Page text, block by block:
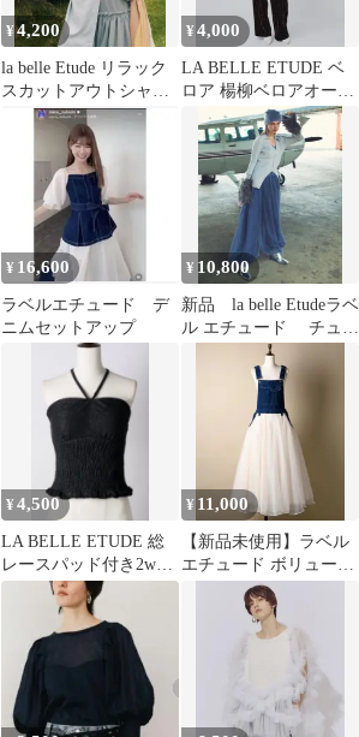
¥4,200
la belle Etude リラック
スカットアウトシャツ
ワンピース
¥4,000
LA BELLE ETUDE ベ
ロア 楊柳ベロアオール
インワン
¥ 16,600
ラベルエチュード デ
ニムセットアップ
¥ 10,800
新品 la belle Etudeラベ
ル エチュード チュー
ルバルーンパンツ
¥4,500
LA BELLE ETUDE 総
レースパッド付き2way
ベアトップ
¥ 11,000
【新品未使用】ラベル
エチュード ボリューム
チュール×オーガンジー
デニムサロペット